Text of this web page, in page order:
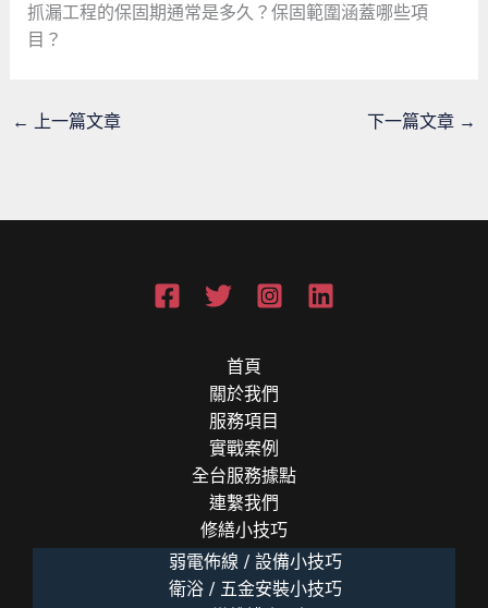
抓漏工程的保固期通常是多久？保固範圍涵蓋哪些項
目？
← 上一篇文章 下一篇文章 →
首頁
關於我們
服務項目
實戰案例
全台服務據點
連繫我們
修繕小技巧
弱電佈線 / 設備小技巧
衛浴 / 五金安裝小技巧